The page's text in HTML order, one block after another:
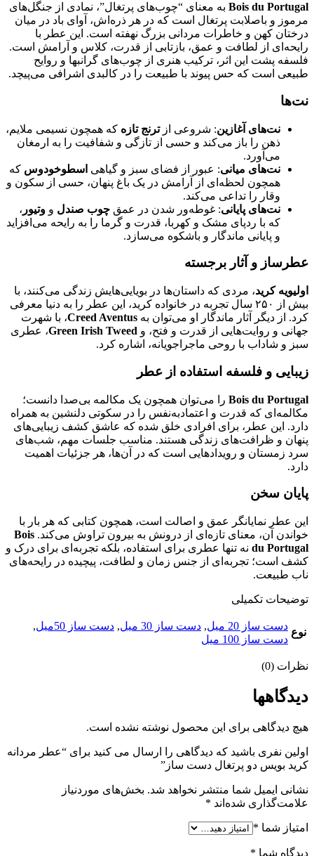
Bois du Portugal به معنای “چوب‌های پرتغال”، نمادی از جنگل‌های
مرموز و باصلابت پرتغال است که در هر ذره‌اش، آوای باد در میان
درختان کهن و خاطرات مردانی بزرگ نهفته است. این عطر با
رایحه‌ای از لطافت و عمق، بازتابی از قدرت، کلاس و آرامش است.
فلسفه پشت این اثر، ترکیب هنری از چوب‌های گرانبها و روایح
طبیعی است که حس پیوند با طبیعت را در کالبدی اشرافی می‌پیچد.
نت‌ها
نت‌های آغازین: شروعی ازترنج تازه که همچون نسیمی ملایم،
ذهن را باز می‌کند و حسی از تازگی و شفافیت را به ارمغان
می‌آورد.
نت‌های میانی: عبور از فضای سبز و گیاهی اسطوخودوس که
همچون لحظه‌ای از آرامش در یک باغ پنهان، حسی از سکون و
وقار را تداعی می‌کند.
نت‌های پایانی: غوطه‌ور شدن در عمق چوب صندل و وتیور ،
که با ردپای مشک و کهربا، قدرت و گرما را به رایحه می‌افزاید
و پایانی ماندگار و باشکوه می‌سازد.
عطرساز و آثار برجسته
اولیویه کرید، مردی که داستان‌ها در بویایی‌هایش زندگی می‌کنند، با
بیش از ۲۵۰ سال تجربه در خانواده کرید، این عطر را به دنیا معرفی
کرد. از دیگر آثار ماندگار او می‌توان به Creed Aventus، با شهرت
جهانی و روایت‌هایی از قدرت و فتح، و Green Irish Tweed، عطری
سبز و شاداب با روحی ماجراجویانه، اشاره کرد.
زیبایی و فلسفه استفاده از عطر
Bois du Portugal را می‌توان همچون یک مکالمه بی‌صدا دانست؛
مکالمه‌ای که قدرت و اعتمادبه‌نفس را در سکوتی دلنشین به همراه
دارد. این عطر، برای افرادی خلق شده که عاشق کشف زیبایی‌های
پنهان و ظرافت‌های زندگی هستند. مناسب جلسات مهم، شب‌های
سرد زمستان و رویدادهایی است که در آن‌ها، هر جزئیات اهمیت
دارد.
پایان سخن
این عطر نمایانگر عمق و اصالت است، همچون کتابی که هر بار با
خواندن آن، معنای تازه‌ای از درونش به بیرون تراوش می‌کند. Bois
du Portugal نه تنها عطری برای استفاده، بلکه تجربه‌ای برای درک و
کشف است؛ تجربه‌ای از جنس زمان و لطافت، پیچیده در رایحه‌های
ناب طبیعت.
توضیحات تکمیلی
نوع
دست ساز 20 میل , دست ساز 30 میل , دست ساز 50میل
,
دست ساز 100 میل
نظرات (0)
دیدگاهها
هیچ دیدگاهی برای این محصول نوشته نشده است.
اولین نفری باشید که دیدگاهی را ارسال می کنید برای “عطر مردانه
کرید بویس دو پرتغال دست ساز”
نشانی ایمیل شما منتشر نخواهد شد. بخش‌های موردنیاز
علامت‌گذاری شده‌اند *
امتیاز شما *
دیدگاه شما *